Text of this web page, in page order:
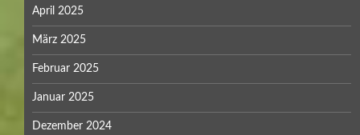
April 2025
März 2025
Februar 2025
Januar 2025
Dezember 2024